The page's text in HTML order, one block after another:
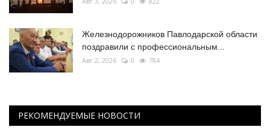
Железнодорожников Павлодарской области
поздравили с профессиональным...
Авг 2, 2026 0 784
РЕКОМЕНДУЕМЫЕ НОВОСТИ